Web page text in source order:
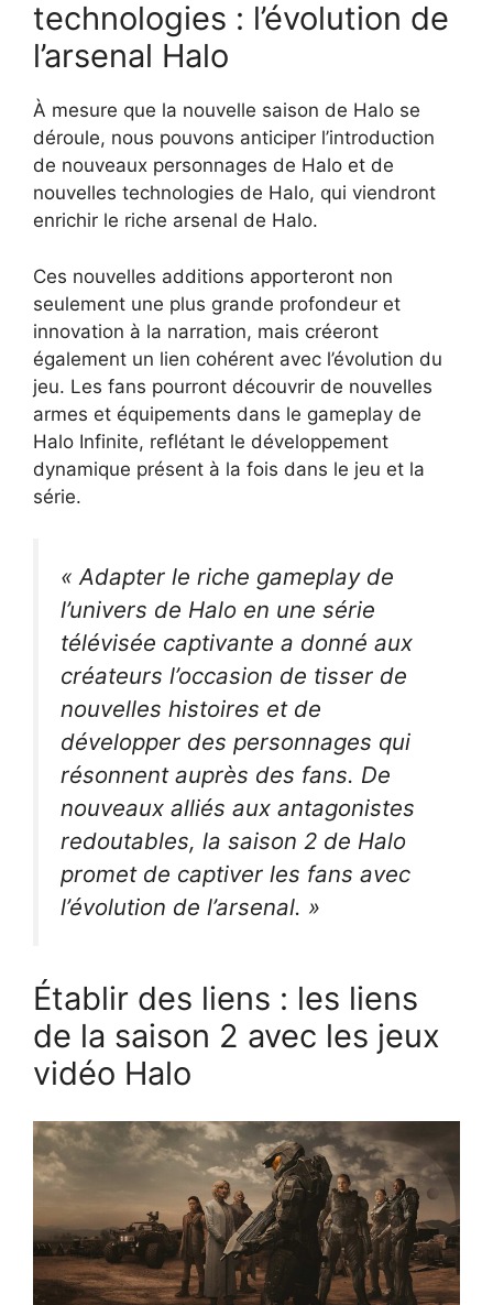
technologies : l’évolution de
l’arsenal Halo
À mesure que la nouvelle saison de Halo se
déroule, nous pouvons anticiper l’introduction
de nouveaux personnages de Halo et de
nouvelles technologies de Halo, qui viendront
enrichir le riche arsenal de Halo.
Ces nouvelles additions apporteront non
seulement une plus grande profondeur et
innovation à la narration, mais créeront
également un lien cohérent avec l’évolution du
jeu. Les fans pourront découvrir de nouvelles
armes et équipements dans le gameplay de
Halo Infinite, reflétant le développement
dynamique présent à la fois dans le jeu et la
série.
« Adapter le riche gameplay de
l’univers de Halo en une série
télévisée captivante a donné aux
créateurs l’occasion de tisser de
nouvelles histoires et de
développer des personnages qui
résonnent auprès des fans. De
nouveaux alliés aux antagonistes
redoutables, la saison 2 de Halo
promet de captiver les fans avec
l’évolution de l’arsenal. »
Établir des liens : les liens
de la saison 2 avec les jeux
vidéo Halo